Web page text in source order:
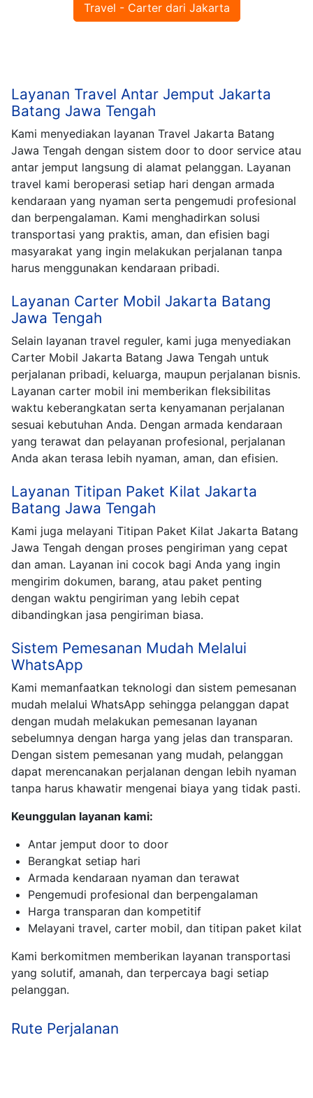
Travel - Carter dari Jakarta
Layanan Travel Antar Jemput Jakarta
Batang Jawa Tengah
Kami menyediakan layanan Travel Jakarta Batang
Jawa Tengah dengan sistem door to door service atau
antar jemput langsung di alamat pelanggan. Layanan
travel kami beroperasi setiap hari dengan armada
kendaraan yang nyaman serta pengemudi profesional
dan berpengalaman. Kami menghadirkan solusi
transportasi yang praktis, aman, dan efisien bagi
masyarakat yang ingin melakukan perjalanan tanpa
harus menggunakan kendaraan pribadi.
Layanan Carter Mobil Jakarta Batang
Jawa Tengah
Selain layanan travel reguler, kami juga menyediakan
Carter Mobil Jakarta Batang Jawa Tengah untuk
perjalanan pribadi, keluarga, maupun perjalanan bisnis.
Layanan carter mobil ini memberikan fleksibilitas
waktu keberangkatan serta kenyamanan perjalanan
sesuai kebutuhan Anda. Dengan armada kendaraan
yang terawat dan pelayanan profesional, perjalanan
Anda akan terasa lebih nyaman, aman, dan efisien.
Layanan Titipan Paket Kilat Jakarta
Batang Jawa Tengah
Kami juga melayani Titipan Paket Kilat Jakarta Batang
Jawa Tengah dengan proses pengiriman yang cepat
dan aman. Layanan ini cocok bagi Anda yang ingin
mengirim dokumen, barang, atau paket penting
dengan waktu pengiriman yang lebih cepat
dibandingkan jasa pengiriman biasa.
Sistem Pemesanan Mudah Melalui
WhatsApp
Kami memanfaatkan teknologi dan sistem pemesanan
mudah melalui WhatsApp sehingga pelanggan dapat
dengan mudah melakukan pemesanan layanan
sebelumnya dengan harga yang jelas dan transparan.
Dengan sistem pemesanan yang mudah, pelanggan
dapat merencanakan perjalanan dengan lebih nyaman
tanpa harus khawatir mengenai biaya yang tidak pasti.
Keunggulan layanan kami:
Antar jemput door to door
Berangkat setiap hari
Armada kendaraan nyaman dan terawat
Pengemudi profesional dan berpengalaman
Harga transparan dan kompetitif
Melayani travel, carter mobil, dan titipan paket kilat
Kami berkomitmen memberikan layanan transportasi
yang solutif, amanah, dan terpercaya bagi setiap
pelanggan.
Rute Perjalanan